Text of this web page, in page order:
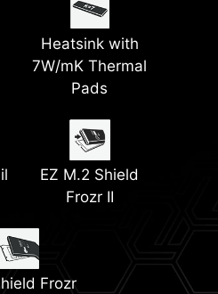
Heatsink with
7W/mK Thermal
Pads
EZ M.2 Shield
Frozr II
Frozr
Lightning PCIe
Gen 5
Latest DDR5
Memory
5.0 M.2
Slot
EZ Conn Design
EZ PCIe Release
Power